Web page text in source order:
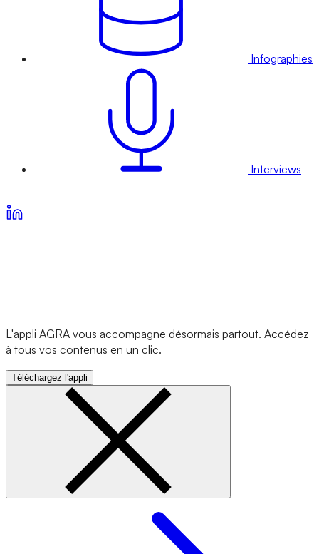
Infographies
Interviews
L'appli AGRA vous accompagne désormais partout. Accédez
à tous vos contenus en un clic.
Téléchargez l'appli